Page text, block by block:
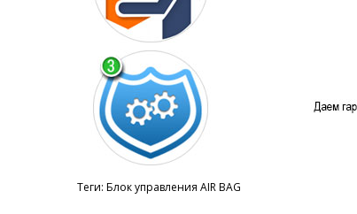
Теги: Блок управления AIR BAG